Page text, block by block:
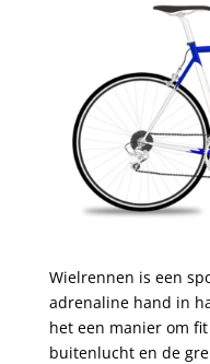
Wielrennen is een
adrenaline hand in
het een manier om
buitenlucht en de